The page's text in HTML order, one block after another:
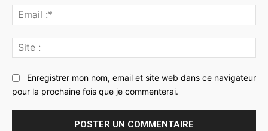
:*
:
Enregistrer mon nom, email et site web dans ce navigateur
pour la prochaine fois que je commenterai.